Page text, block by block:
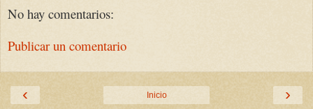
No hay comentarios:
Publicar un comentario
‹ ›
Inicio